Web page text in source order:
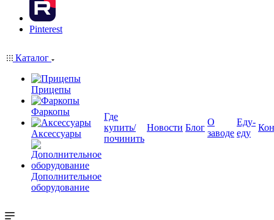
Pinterest
Каталог
Прицепы
Фаркопы
Аксессуары
Дополнительное
оборудование
Где
купить/
починить
Новости Блог
О
заводе
Еду-
еду